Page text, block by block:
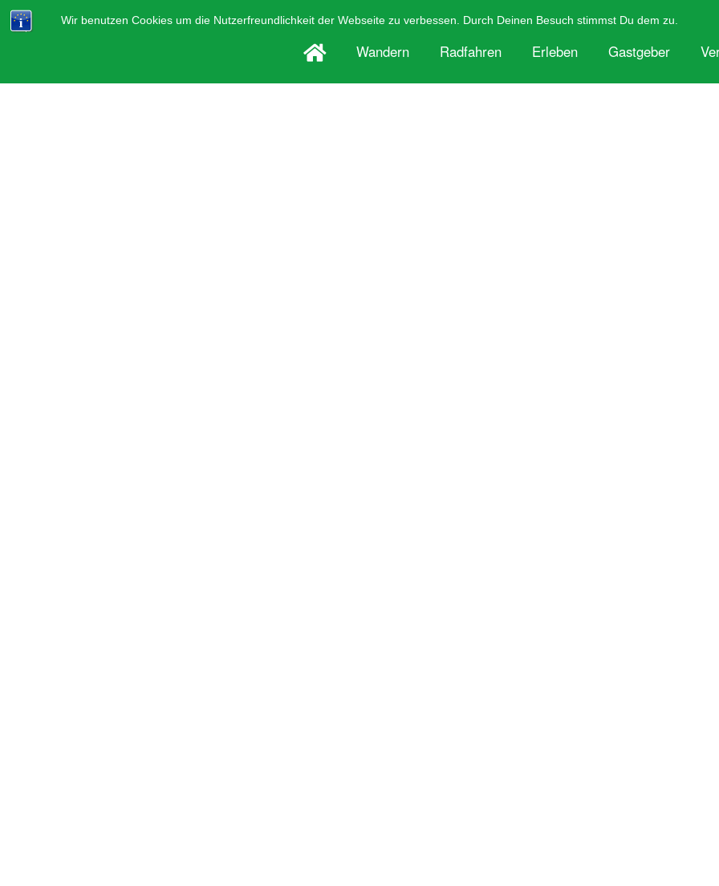
Wir benutzen Cookies um die Nutzerfreundlichkeit der Webseite zu verbessen. Durch Deinen Besuch stimmst Du dem zu.
+49 2292 9562023
Tourismus Windecker Ländchen e.V.
Wandern Radfahren Erleben Gastgeber